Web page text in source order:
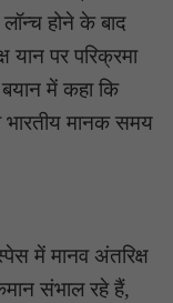
होने के बाद
पर परिक्रमा
में कहा कि
मानक समय
में मानव अंतरिक्ष
संभाल रहे हैं,